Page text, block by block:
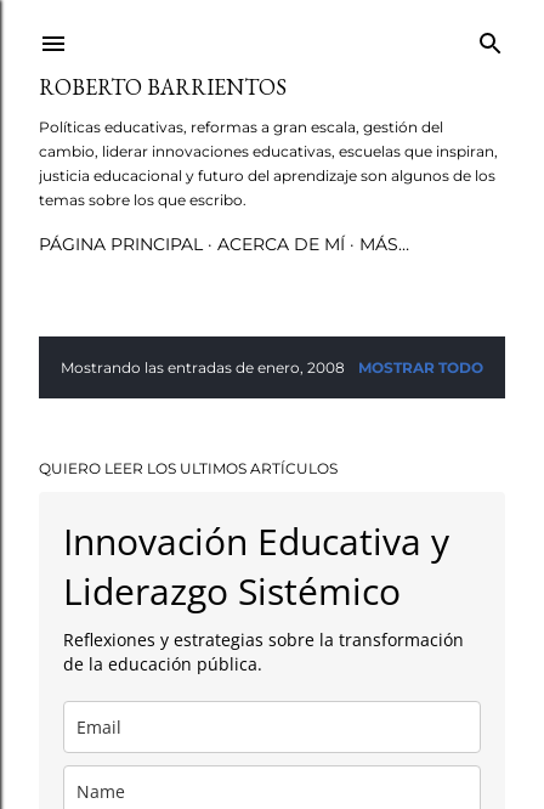
ROBERTO BARRIENTOS
Políticas educativas, reformas a gran escala, gestión del
cambio, liderar innovaciones educativas, escuelas que inspiran,
justicia educacional y futuro del aprendizaje son algunos de los
temas sobre los que escribo.
PÁGINA PRINCIPAL ACERCA DE MÍ MÁS…
E
t
Mostrando las entradas de enero, 2008 MOSTRAR TODO
QUIERO LEER LOS ULTIMOS ARTÍCULOS
Innovación Educativa y
Liderazgo Sistémico
Reflexiones y estrategias sobre la transformación
de la educación pública.